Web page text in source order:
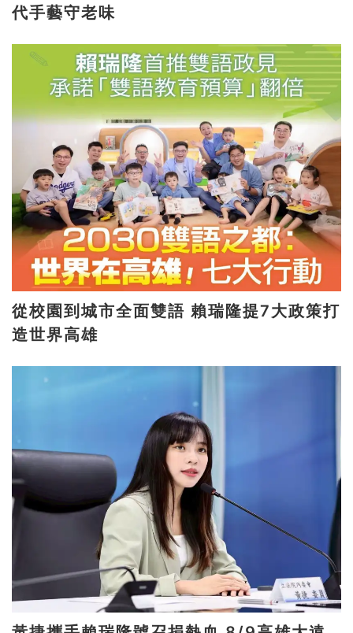
代手藝守老味
從校園到城市全面雙語 賴瑞隆提7大政策打
造世界高雄